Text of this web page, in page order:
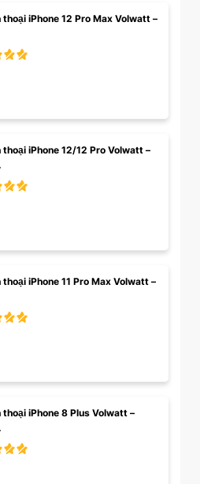
thoại iPhone 12 Pro Max Volwatt –
thoại iPhone 12/12 Pro Volwatt –
thoại iPhone 11 Pro Max Volwatt –
thoại iPhone 8 Plus Volwatt –